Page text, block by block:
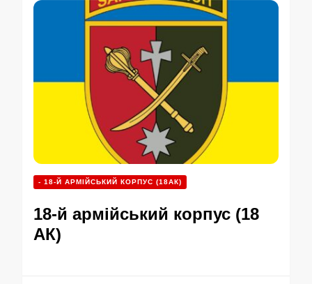
- 18-Й АРМІЙСЬКИЙ КОРПУС (18АК)
18-й армійський корпус (18
АК)